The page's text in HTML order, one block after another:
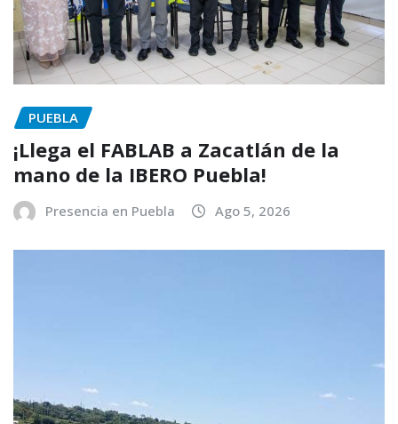
PUEBLA
¡Llega el FABLAB a Zacatlán de la
mano de la IBERO Puebla!
Presencia en Puebla Ago 5, 2026